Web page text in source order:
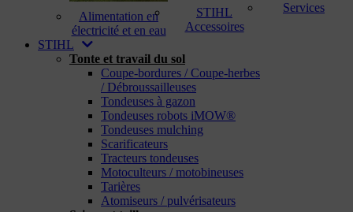
Alimentation en
électricité et en eau
STIHL
Accessoires
Services
STIHL
Tonte et travail du sol
Coupe-bordures / Coupe-herbes
/ Débroussailleuses
Tondeuses à gazon
Tondeuses robots iMOW®
Tondeuses mulching
Scarificateurs
Tracteurs tondeuses
Motoculteurs / motobineuses
Tarières
Atomiseurs / pulvérisateurs